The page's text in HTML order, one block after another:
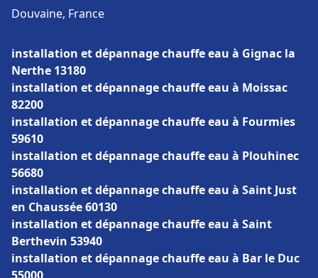
Douvaine, France
installation et dépannage chauffe eau à Gignac la
Nerthe 13180
installation et dépannage chauffe eau à Moissac
82200
installation et dépannage chauffe eau à Fourmies
59610
installation et dépannage chauffe eau à Plouhinec
56680
installation et dépannage chauffe eau à Saint Just
en Chaussée 60130
installation et dépannage chauffe eau à Saint
Berthevin 53940
installation et dépannage chauffe eau à Bar le Duc